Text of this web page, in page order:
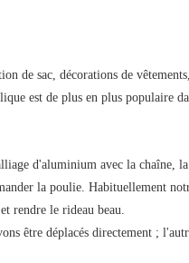
de sac, décorations de
est de plus en plus populaire
d'aluminium avec la chaîne,
la poulie. Habituellement
rendre le rideau beau.
être déplacés directement ;